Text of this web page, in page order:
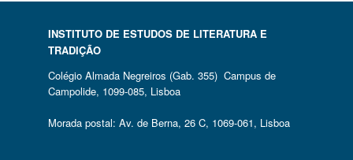
INSTITUTO DE ESTUDOS DE LITERATURA E
TRADIÇÃO
Colégio Almada Negreiros (Gab. 355) Campus de
Campolide, 1099-085, Lisboa
Morada postal: Av. de Berna, 26 C, 1069-061, Lisboa